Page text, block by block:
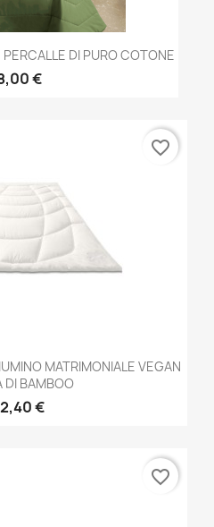
DI PURO COTONE
€
MATRIMONIALE VEGAN
DI BAMBOO
€
favorite_border
favorite_border